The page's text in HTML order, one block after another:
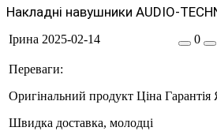
Накладні навушники AUDIO-
Ірина 2025-02-14 0
Переваги:
Оригінальний продукт Ціна Гарантія
Швидка доставка, молодці